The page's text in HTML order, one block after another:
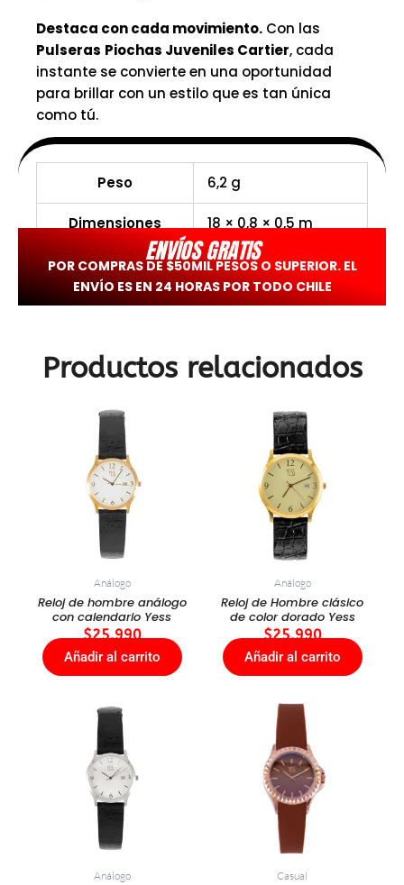
Destaca con cada movimiento. Con las
Pulseras Piochas Juveniles Cartier, cada
instante se convierte en una oportunidad
para brillar con un estilo que es tan única
como tú.
Peso 6,2 g
Dimensiones 18 × 0,8 × 0,5 m
ENVÍOS GRATIS
POR COMPRAS DE $50MIL PESOS O SUPERIOR. EL
ENVÍO ES EN 24 HORAS POR TODO CHILE
Productos relacionados
Análogo
Reloj de hombre análogo
con calendario Yess
$25.990
Añadir al carrito
Análogo
Reloj de Hombre clásico
de color dorado Yess
$25.990
Añadir al carrito
Análogo Casual